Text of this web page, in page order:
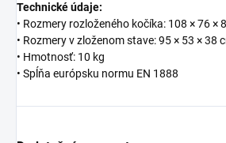
Technické údaje:
• Rozmery rozloženého kočíka: 108 × 76 ×
• Rozmery v zloženom stave: 95 × 53 × 38
• Hmotnosť: 10 kg
• Spĺňa európsku normu EN 1888